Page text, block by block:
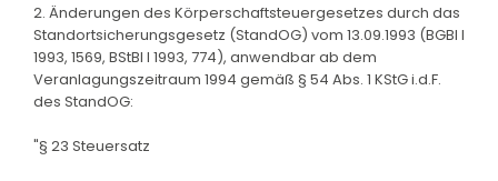
2. Änderungen des Körperschaftsteuergesetzes durch das
Standortsicherungsgesetz (StandOG) vom 13.09.1993 (BGBl I
1993, 1569, BStBl I 1993, 774), anwendbar ab dem
Veranlagungszeitraum 1994 gemäß § 54 Abs. 1 KStG i.d.F.
des StandOG:
"§ 23 Steuersatz